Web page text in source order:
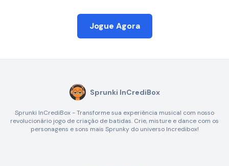
Jogue Agora
Sprunki InCrediBox
Sprunki InCrediBox - Transforme sua experiência musical com nosso
revolucionário jogo de criação de batidas. Crie, misture e dance com os
personagens e sons mais Sprunky do universo Incredibox!